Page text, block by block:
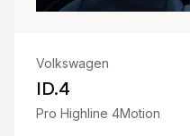
Volkswagen
ID.4
Pro Highline 4Motion